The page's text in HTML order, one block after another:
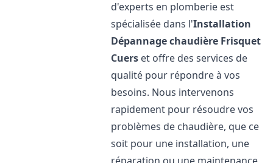
d'experts en plomberie est
spécialisée dans l'Installation
Dépannage chaudière Frisquet
Cuers et offre des services de
qualité pour répondre à vos
besoins. Nous intervenons
rapidement pour résoudre vos
problèmes de chaudière, que ce
soit pour une installation, une